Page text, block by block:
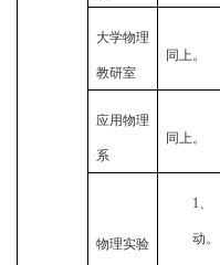
大学物理
教研室
同上。
应用物理
系
同上。
物理实验
1、
动。